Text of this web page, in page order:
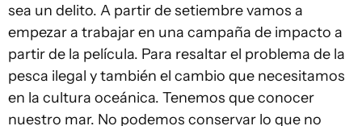
sea un delito. A partir de setiembre vamos a
empezar a trabajar en una campaña de impacto a
partir de la película. Para resaltar el problema de la
pesca ilegal y también el cambio que necesitamos
en la cultura oceánica. Tenemos que conocer
nuestro mar. No podemos conservar lo que no